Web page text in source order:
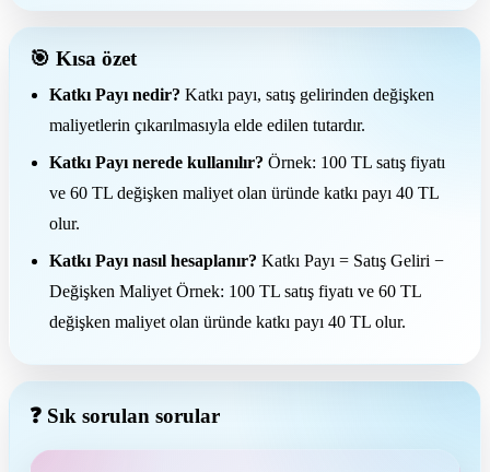
🎯 Kısa özet
Katkı Payı nedir? Katkı payı, satış gelirinden değişken
maliyetlerin çıkarılmasıyla elde edilen tutardır.
Katkı Payı nerede kullanılır? Örnek: 100 TL satış fiyatı
ve 60 TL değişken maliyet olan üründe katkı payı 40 TL
olur.
Katkı Payı nasıl hesaplanır? Katkı Payı = Satış Geliri −
Değişken Maliyet Örnek: 100 TL satış fiyatı ve 60 TL
değişken maliyet olan üründe katkı payı 40 TL olur.
❓ Sık sorulan sorular